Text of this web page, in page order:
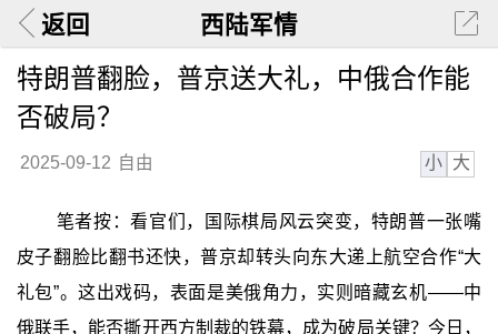
返回 西陆军情
特朗普翻脸，普京送大礼，中俄合作能
否破局？
2025-09-12 自由 小 大
笔者按：看官们，国际棋局风云突变，特朗普一张嘴
皮子翻脸比翻书还快，普京却转头向东大递上航空合作“大
礼包”。这出戏码，表面是美俄角力，实则暗藏玄机——中
俄联手，能否撕开西方制裁的铁幕，成为破局关键？今日，